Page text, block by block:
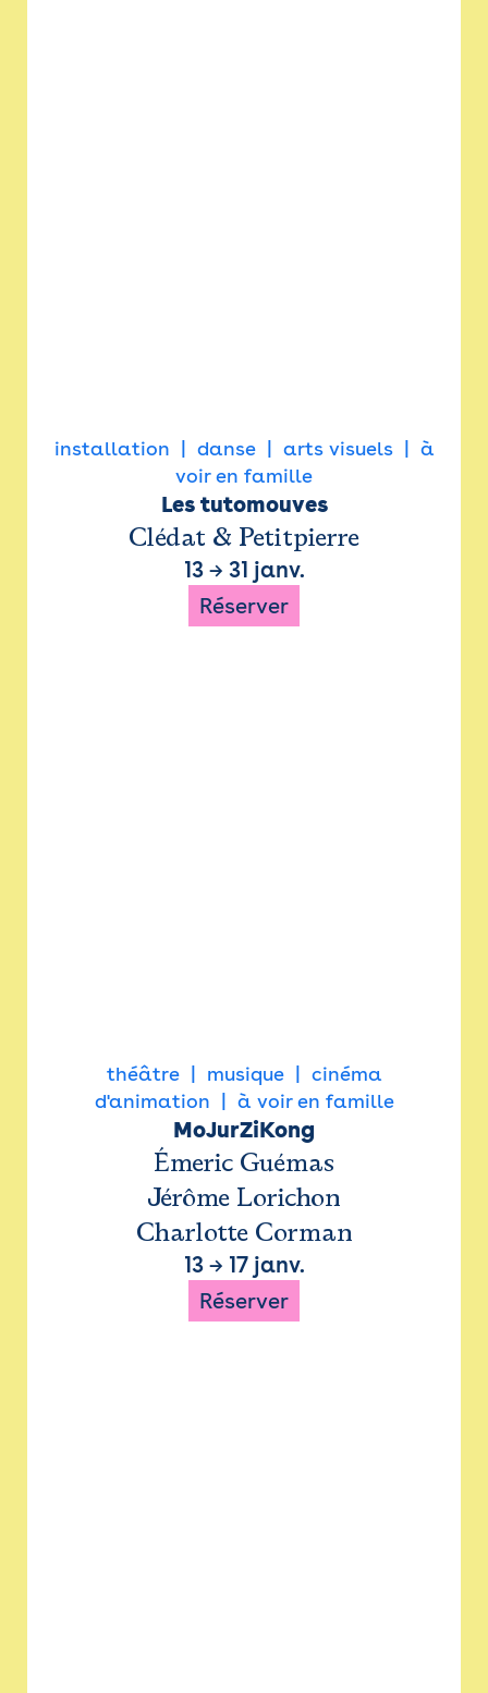
installation danse arts visuels
à
voir en famille
Les tutomouves
Clédat & Petitpierre
13→ 31 janv.
Réserver
théâtre musique
cinéma
d'animation
à voir en famille
MoJurZiKong
Émeric Guémas
Jérôme Lorichon
Charlotte Corman
13→ 17 janv.
Réserver